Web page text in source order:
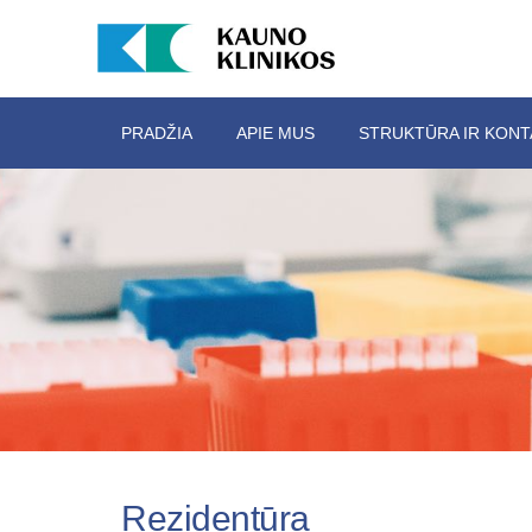
PRADŽIA APIE MUS STRUKTŪRA IR
Rezidentūra